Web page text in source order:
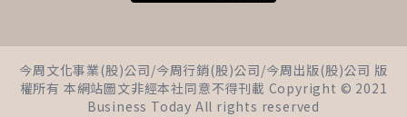
下一則 ＋
20年前就知道主播不能做一輩
子？當年她看透職場真相：與其
等公司給穩定，不如在天黑前為
今周文化事業(股)公司/今周行銷(股)公司/今周出版(股)公司 版
權所有 本網站圖文非經本社同意不得刊載 Copyright © 2021
Business Today All rights reserved